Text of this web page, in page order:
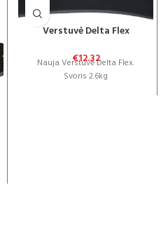
Verstuvė Delta Flex
€12.32
Nauja Verstuvė Delta Flex.
Svoris 2.6kg